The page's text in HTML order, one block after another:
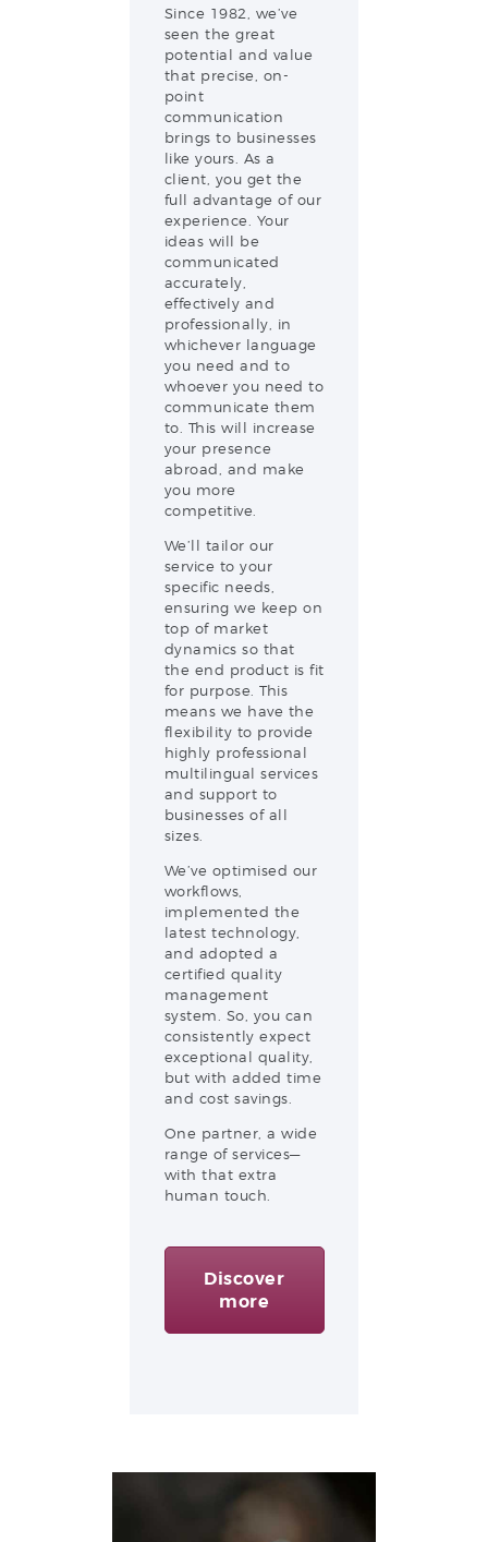
Since 1982, we’ve
seen the great
potential and value
that precise, on-
point
communication
brings to businesses
like yours. As a
client, you get the
full advantage of our
experience. Your
ideas will be
communicated
accurately,
effectively and
professionally, in
whichever language
you need and to
whoever you need to
communicate them
to. This will increase
your presence
abroad, and make
you more
competitive.
We’ll tailor our
service to your
specific needs,
ensuring we keep on
top of market
dynamics so that
the end product is fit
for purpose. This
means we have the
flexibility to provide
highly professional
multilingual services
and support to
businesses of all
sizes.
We’ve optimised our
workflows,
implemented the
latest technology,
and adopted a
certified quality
management
system. So, you can
consistently expect
exceptional quality,
but with added time
and cost savings.
One partner, a wide
range of services—
with that extra
human touch.
Discover
more